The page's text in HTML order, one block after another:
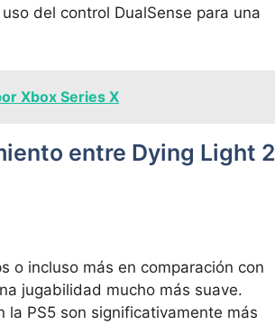
⁤del control DualSense para una‍
Xbox Series X
entre Dying⁣ Light 2
o incluso más‌ en ⁤comparación con
⁣jugabilidad mucho más suave.
la PS5 son significativamente ‌más